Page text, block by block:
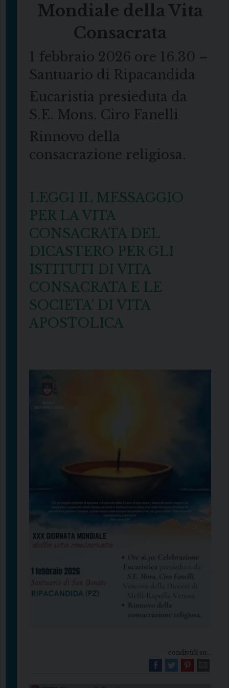
Mondiale della Vita
Consacrata
1 febbraio 2026 ore 16.30 –
Santuario di Ripacandida
Eucaristia presieduta da
S.E. Mons. Ciro Fanelli
Rinnovo della
consacrazione religiosa.
LEGGI IL MESSAGGIO
PER LA VITA
CONSACRATA DEL
DICASTERO PER GLI
ISTITUTI DI VITA
CONSACRATA E LE
SOCIETA’ DI VITA
APOSTOLICA
condividi su...